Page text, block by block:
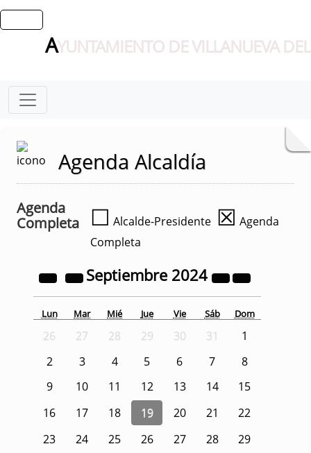
AYUNTAMIENTO DE VILLANUEVA
Agenda Alcaldía
Agenda
Completa
☐ Alcalde-Presidente ☒ Agenda
Completa
Septiembre 2024
Lun Mar Mié Jue Vie Sáb Dom
26 27 28 29 30 31
1
2
3 4 5 6 7
8
9
10 11 12 13 14
15
16
17 18 19 20 21
22
23
24 25 26 27 28
29